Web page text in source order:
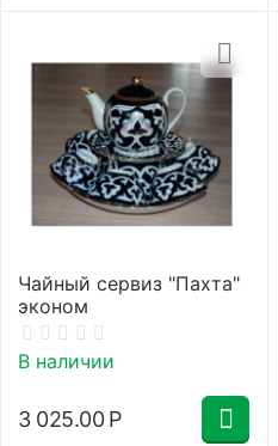
Чайный сервиз "Пахта"
эконом
В наличии
3 025.00 Р